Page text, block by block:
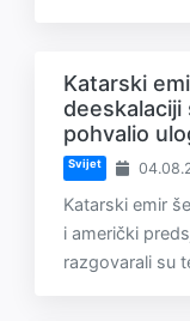
Katarski
deeskalaciji
pohvalio
Svijet
Katarski emir
i američki
razgovarali su